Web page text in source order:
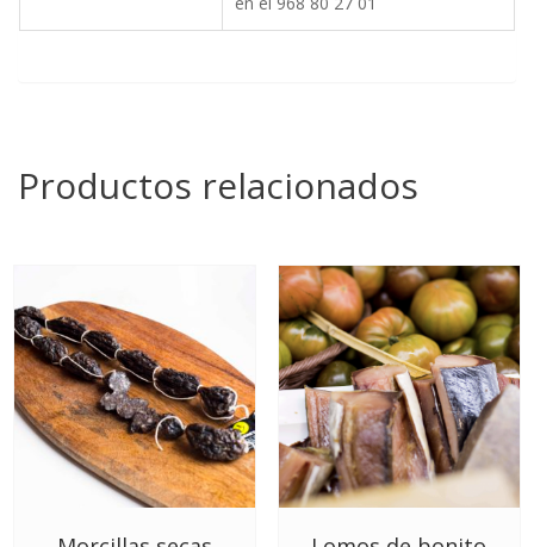
Productos relacionados